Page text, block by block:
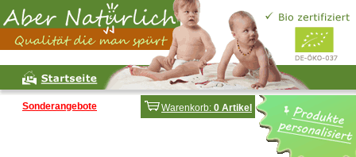
Warenkorb: 0 Artikel
Sonderangebote